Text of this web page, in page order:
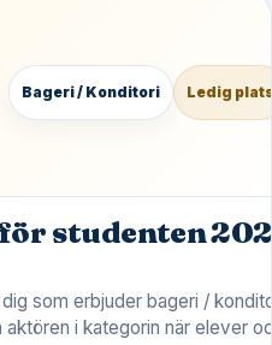
Bageri / Konditori Ledig
studenten
som erbjuder bageri /
i kategorin när elever